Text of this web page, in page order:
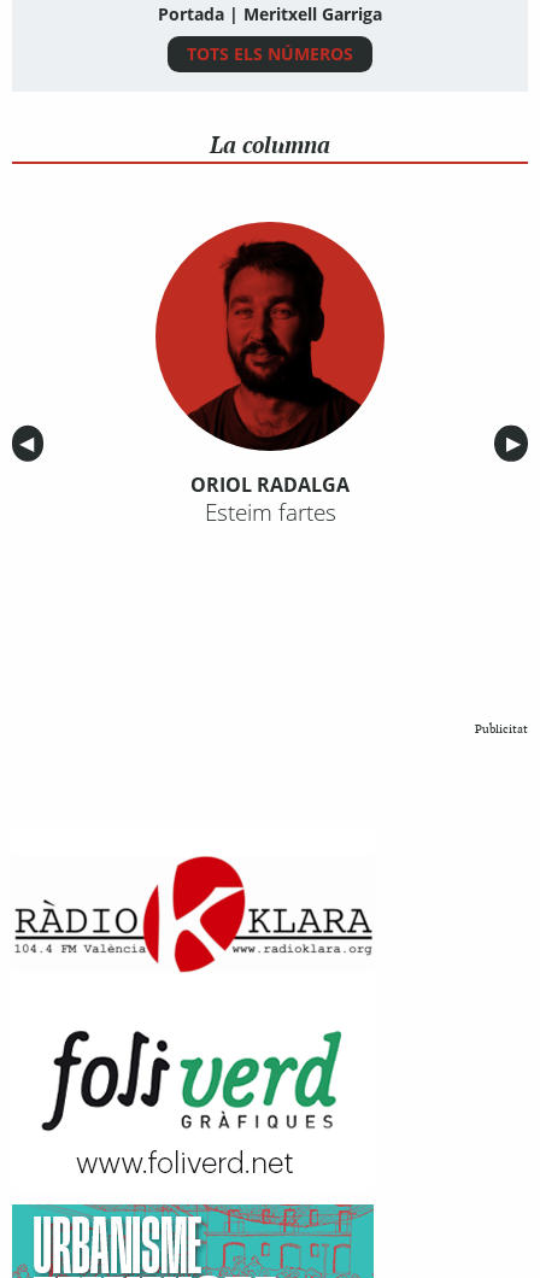
Portada | Meritxell Garriga
TOTS ELS NÚMEROS
La columna
Anterior
◀︎ ▶︎
ORIOL RADALGA
Esteim fartes
Publicitat